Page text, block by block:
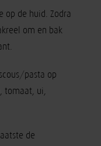
op de huid. Zodra
om en bak
pasta op
tomaat, ui,
de